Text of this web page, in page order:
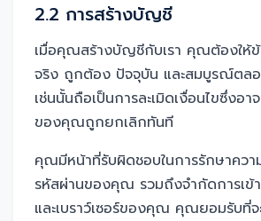
2.2 การสร้างบัญชี
เมื่อคุณสร้างบัญชีกับเรา คุณต้องให้ข้
จริง ถูกต้อง ปัจจุบัน และสมบูรณ์ตลอ
เช่นนั้นถือเป็นการละเมิดเงื่อนไขซึ่งอ
ของคุณถูกยกเลิกทันที
คุณมีหน้าที่รับผิดชอบในการรักษาคว
รหัสผ่านของคุณ รวมถึงจำกัดการเข้
และเบราว์เซอร์ของคุณ คุณยอมรับที่